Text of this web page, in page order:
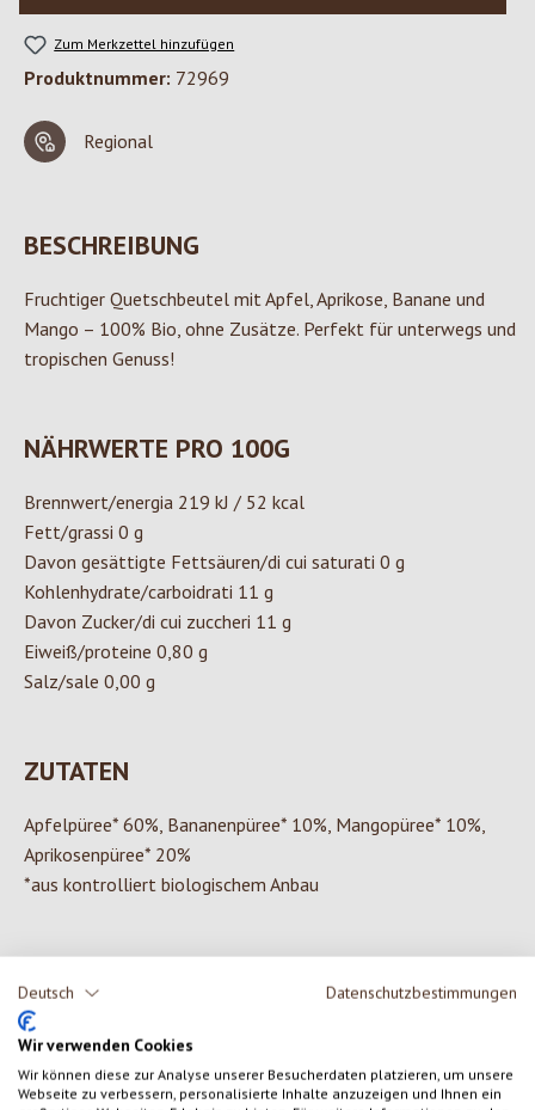
Deutsch Datenschutzbestimmungen
Wir verwenden Cookies
Wir können diese zur Analyse unserer Besucherdaten platzieren, um unsere
Webseite zu verbessern, personalisierte Inhalte anzuzeigen und Ihnen ein
Zum Merkzettel hinzufügen
Produktnummer: 72969
Regional
BESCHREIBUNG
Fruchtiger Quetschbeutel mit Apfel, Aprikose, Banane und
Mango – 100% Bio, ohne Zusätze. Perfekt für unterwegs und
tropischen Genuss!
NÄHRWERTE PRO 100G
Brennwert/energia 219 kJ / 52 kcal
Fett/grassi 0 g
Davon gesättigte Fettsäuren/di cui saturati 0 g
Kohlenhydrate/carboidrati 11 g
Davon Zucker/di cui zuccheri 11 g
Eiweiß/proteine 0,80 g
Salz/sale 0,00 g
ZUTATEN
Apfelpüree* 60%, Bananenpüree* 10%, Mangopüree* 10%,
Aprikosenpüree* 20%
*aus kontrolliert biologischem Anbau
0 von 0 Bewertungen
Durchschnittliche Bewertung von 0 von 5 Sternen
Gib eine Bewertung ab!